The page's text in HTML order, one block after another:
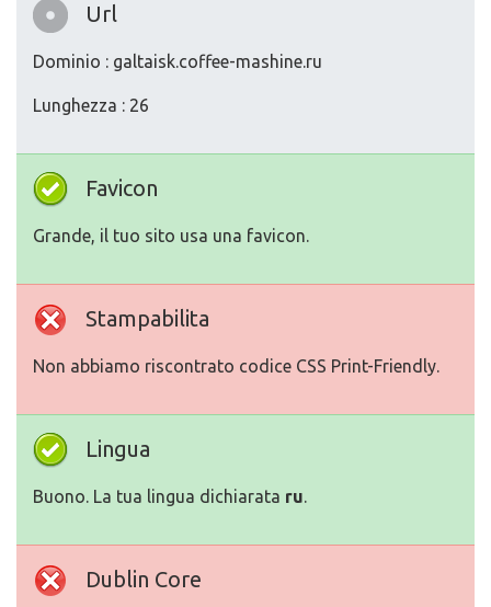
Url
Dominio : galtaisk.coffee-mashine.ru
Lunghezza : 26
Favicon
Grande, il tuo sito usa una favicon.
Stampabilita
Non abbiamo riscontrato codice CSS Print-Friendly.
Lingua
Buono. La tua lingua dichiarata ru.
Dublin Core